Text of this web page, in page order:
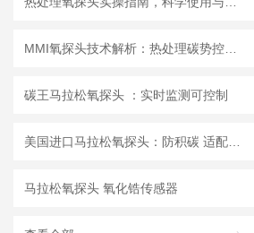
碳王马拉松氧探头 ：实时监测可控制
马拉松氧探头 氧化锆传感器